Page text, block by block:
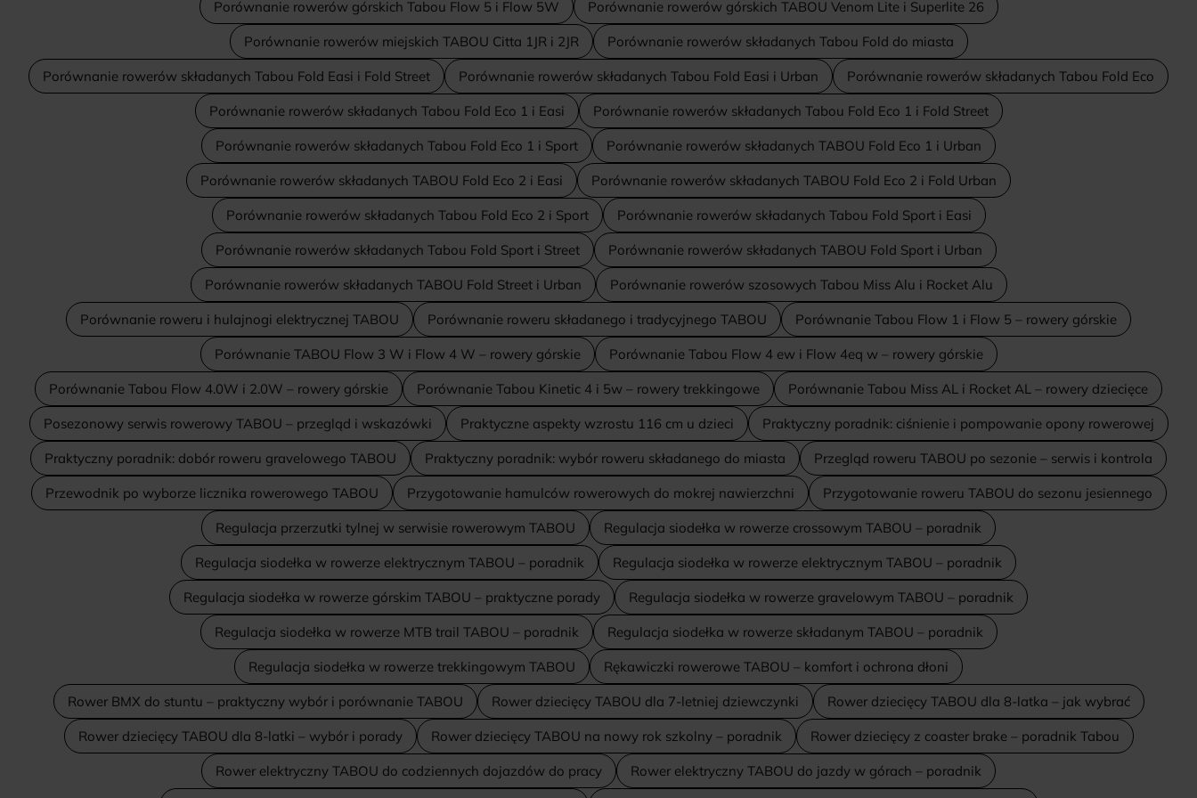
Porównanie rowerów górskich Tabou Flow 5 i Flow 5W Porównanie rowerów górskich TABOU Venom Lite i Superlite 26
Porównanie rowerów miejskich TABOU Citta 1JR i 2JR Porównanie rowerów składanych Tabou Fold do miasta
Porównanie rowerów składanych Tabou Fold Easi i Fold Street Porównanie rowerów składanych Tabou Fold Easi i Urban Porównanie rowerów składanych Tabou Fold Eco
Porównanie rowerów składanych Tabou Fold Eco 1 i Easi Porównanie rowerów składanych Tabou Fold Eco 1 i Fold Street
Porównanie rowerów składanych Tabou Fold Eco 1 i Sport Porównanie rowerów składanych TABOU Fold Eco 1 i Urban
Porównanie rowerów składanych TABOU Fold Eco 2 i Easi Porównanie rowerów składanych TABOU Fold Eco 2 i Fold Urban
Porównanie rowerów składanych Tabou Fold Eco 2 i Sport Porównanie rowerów składanych Tabou Fold Sport i Easi
Porównanie rowerów składanych Tabou Fold Sport i Street Porównanie rowerów składanych TABOU Fold Sport i Urban
Porównanie rowerów składanych TABOU Fold Street i Urban Porównanie rowerów szosowych Tabou Miss Alu i Rocket Alu
Porównanie roweru i hulajnogi elektrycznej TABOU Porównanie roweru składanego i tradycyjnego TABOU Porównanie Tabou Flow 1 i Flow 5 – rowery górskie
Porównanie TABOU Flow 3 W i Flow 4 W – rowery górskie Porównanie Tabou Flow 4 ew i Flow 4eq w – rowery górskie
Porównanie Tabou Flow 4.0W i 2.0W – rowery górskie Porównanie Tabou Kinetic 4 i 5w – rowery trekkingowe Porównanie Tabou Miss AL i Rocket AL – rowery dziecięce
Posezonowy serwis rowerowy TABOU – przegląd i wskazówki Praktyczne aspekty wzrostu 116 cm u dzieci Praktyczny poradnik: ciśnienie i pompowanie opony rowerowej
Praktyczny poradnik: dobór roweru gravelowego TABOU Praktyczny poradnik: wybór roweru składanego do miasta Przegląd roweru TABOU po sezonie – serwis i kontrola
Przewodnik po wyborze licznika rowerowego TABOU Przygotowanie hamulców rowerowych do mokrej nawierzchni Przygotowanie roweru TABOU do sezonu jesiennego
Regulacja przerzutki tylnej w serwisie rowerowym TABOU Regulacja siodełka w rowerze crossowym TABOU – poradnik
Regulacja siodełka w rowerze elektrycznym TABOU – poradnik Regulacja siodełka w rowerze elektrycznym TABOU – poradnik
Regulacja siodełka w rowerze górskim TABOU – praktyczne porady Regulacja siodełka w rowerze gravelowym TABOU – poradnik
Regulacja siodełka w rowerze MTB trail TABOU – poradnik Regulacja siodełka w rowerze składanym TABOU – poradnik
Regulacja siodełka w rowerze trekkingowym TABOU Rękawiczki rowerowe TABOU – komfort i ochrona dłoni
Rower BMX do stuntu – praktyczny wybór i porównanie TABOU Rower dziecięcy TABOU dla 7-letniej dziewczynki Rower dziecięcy TABOU dla 8-latka – jak wybrać
Rower dziecięcy TABOU dla 8-latki – wybór i porady Rower dziecięcy TABOU na nowy rok szkolny – poradnik Rower dziecięcy z coaster brake – poradnik Tabou
Rower elektryczny TABOU do codziennych dojazdów do pracy Rower elektryczny TABOU do jazdy w górach – poradnik